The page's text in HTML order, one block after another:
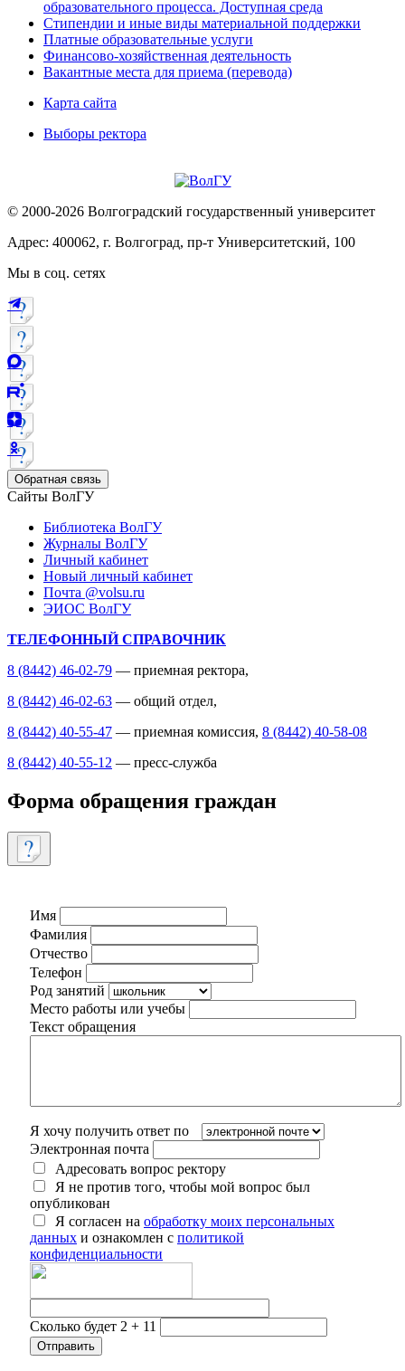
образовательного процесса. Доступная среда
Стипендии и иные виды материальной поддержки
Платные образовательные услуги
Финансово-хозяйственная деятельность
Вакантные места для приема (перевода)
Карта сайта
Выборы ректора
© 2000-2026 Волгоградский государственный университет
Адрес: 400062, г. Волгоград, пр-т Университетский, 100
Мы в соц. сетях
Обратная связь
Сайты ВолГУ
Библиотека ВолГУ
Журналы ВолГУ
Личный кабинет
Новый личный кабинет
Почта @volsu.ru
ЭИОС ВолГУ
ТЕЛЕФОННЫЙ СПРАВОЧНИК
8 (8442) 46-02-79 — приемная ректора,
8 (8442) 46-02-63 — общий отдел,
8 (8442) 40-55-47 — приемная комиссия, 8 (8442) 40-58-08
8 (8442) 40-55-12 — пресс-служба
Форма обращения граждан
Имя
Фамилия
Отчество
Телефон
Род занятий
Место работы или учебы
Текст обращения
Я хочу получить ответ по
Электронная почта
Адресовать вопрос ректору
Я не против того, чтобы мой вопрос был
опубликован
Я согласен на обработку моих персональных
данных и ознакомлен с политикой
конфиденциальности
Сколько будет 2 + 11